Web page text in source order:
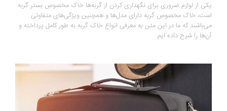
یکی از لوازم ضروری برای نگهداری کردن از گربه‌ها خاک مخصوص بستر گربه
است، خاک مخصوص گربه دارای مدل‌ها و همچنین ویژگی‌های متفاوتی
می‌باشند که ما در این متن به معرفی انواع خاک گربه به طور کامل پرداخته و
آن‌ها را شرح داده ایم.